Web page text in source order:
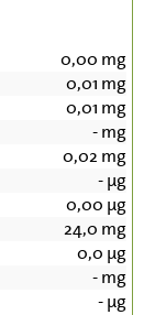
0,00 mg
0,01 mg
0,01 mg
-mg
0,02 mg
-µg
0,00 µg
24,0 mg
0,0 µg
-mg
-µg